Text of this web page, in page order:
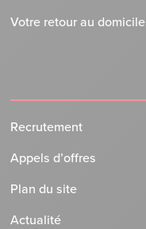
Votre retour au domicile
Recrutement
Appels d’offres
Plan du site
Actualité